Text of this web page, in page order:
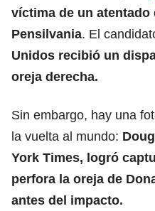
víctima de un atentado
Pensilvania. El
Unidos recibió un
oreja derecha.
Sin embargo, hay una
la vuelta al mundo:
York Times, logró
perfora la oreja de
antes del impacto.